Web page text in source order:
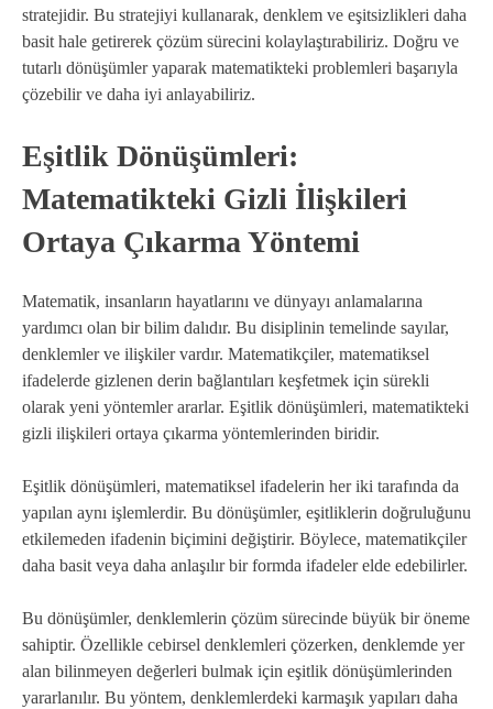
stratejidir. Bu stratejiyi kullanarak, denklem ve eşitsizlikleri daha
basit hale getirerek çözüm sürecini kolaylaştırabiliriz. Doğru ve
tutarlı dönüşümler yaparak matematikteki problemleri başarıyla
çözebilir ve daha iyi anlayabiliriz.
Eşitlik Dönüşümleri:
Matematikteki Gizli İlişkileri
Ortaya Çıkarma Yöntemi
Matematik, insanların hayatlarını ve dünyayı anlamalarına
yardımcı olan bir bilim dalıdır. Bu disiplinin temelinde sayılar,
denklemler ve ilişkiler vardır. Matematikçiler, matematiksel
ifadelerde gizlenen derin bağlantıları keşfetmek için sürekli
olarak yeni yöntemler ararlar. Eşitlik dönüşümleri, matematikteki
gizli ilişkileri ortaya çıkarma yöntemlerinden biridir.
Eşitlik dönüşümleri, matematiksel ifadelerin her iki tarafında da
yapılan aynı işlemlerdir. Bu dönüşümler, eşitliklerin doğruluğunu
etkilemeden ifadenin biçimini değiştirir. Böylece, matematikçiler
daha basit veya daha anlaşılır bir formda ifadeler elde edebilirler.
Bu dönüşümler, denklemlerin çözüm sürecinde büyük bir öneme
sahiptir. Özellikle cebirsel denklemleri çözerken, denklemde yer
alan bilinmeyen değerleri bulmak için eşitlik dönüşümlerinden
yararlanılır. Bu yöntem, denklemlerdeki karmaşık yapıları daha